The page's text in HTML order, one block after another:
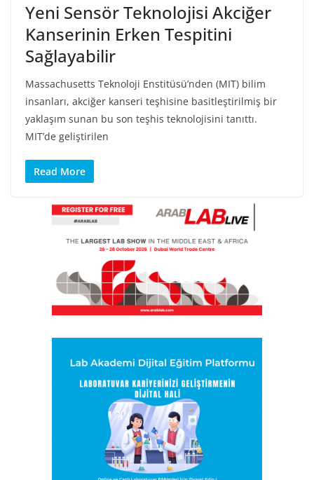
Yeni Sensör Teknolojisi Akciğer
Kanserinin Erken Tespitini
Sağlayabilir
Massachusetts Teknoloji Enstitüsü’nden (MIT) bilim
insanları, akciğer kanseri teşhisine basitleştirilmiş bir
yaklaşım sunan bu son teşhis teknolojisini tanıttı.
MIT’de geliştirilen
Read More